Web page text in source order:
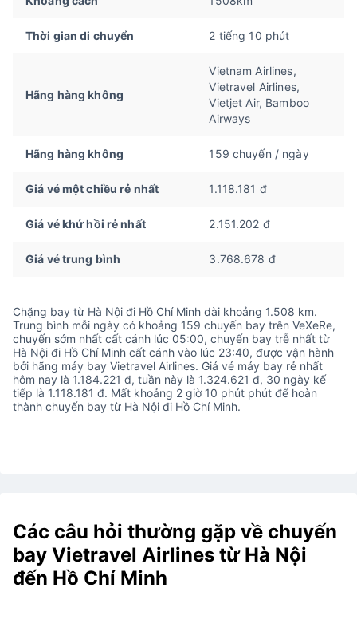
Thời gian di chuyển 2 tiếng 10 phút
Hãng hàng không
Vietnam Airlines,
Vietravel Airlines,
Vietjet Air, Bamboo
Airways
Hãng hàng không 159 chuyến / ngày
Giá vé một chiều rẻ nhất 1.118.181 đ
Giá vé khứ hồi rẻ nhất 2.151.202 đ
Giá vé trung bình 3.768.678 đ
Chặng bay từ Hà Nội đi Hồ Chí Minh dài khoảng 1.508 km.
Trung bình mỗi ngày có khoảng 159 chuyến bay trên VeXeRe,
chuyến sớm nhất cất cánh lúc 05:00, chuyến bay trễ nhất từ
Hà Nội đi Hồ Chí Minh cất cánh vào lúc 23:40, được vận hành
bởi hãng máy bay Vietravel Airlines. Giá vé máy bay rẻ nhất
hôm nay là 1.184.221 đ, tuần này là 1.324.621 đ, 30 ngày kế
tiếp là 1.118.181 đ. Mất khoảng 2 giờ 10 phút phút để hoàn
thành chuyến bay từ Hà Nội đi Hồ Chí Minh.
Các câu hỏi thường gặp về chuyến
bay Vietravel Airlines từ Hà Nội
đến Hồ Chí Minh